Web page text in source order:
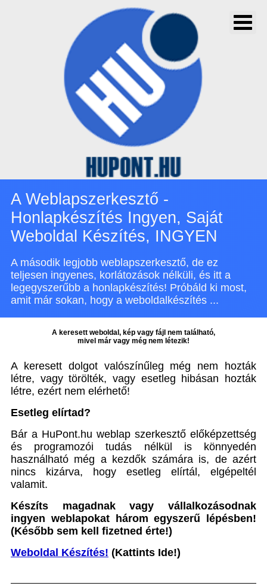
A Weblapszerkesztő -
Honlapkészítés Ingyen, Saját
Weboldal Készítés, INGYEN
A második legjobb weblapszerkesztő, de ez
teljesen ingyenes, korlátozások nélküli, és itt a
legegyszerűbb a honlapkészítés! Próbáld ki most,
amit már sokan, hogy a weboldalkészítés ...
A keresett weboldal, kép vagy fájl nem található,
mivel már vagy még nem létezik!
A keresett dolgot valószínűleg még nem hozták
létre, vagy törölték, vagy esetleg hibásan hozták
létre, ezért nem elérhető!
Esetleg elírtad?
Bár a HuPont.hu weblap szerkesztő előképzettség
és programozói tudás nélkül is könnyedén
használható még a kezdők számára is, de azért
nincs kizárva, hogy esetleg elírtál, elgépeltél
valamit.
Készíts magadnak vagy vállalkozásodnak
ingyen weblapokat három egyszerű lépésben!
(Később sem kell fizetned érte!)
Weboldal Készítés! (Kattints Ide!)